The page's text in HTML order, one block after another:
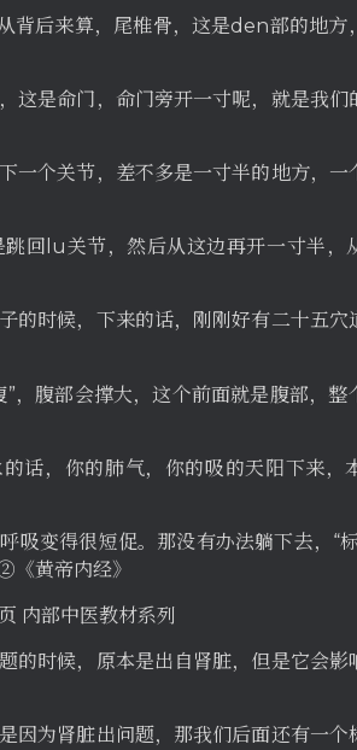
背后来算，尾椎骨，这是den部的地方
这是命门，命门旁开一寸呢，就是我们
一个关节，差不多是一寸半的地方，一
回lu关节，然后从这边再开一寸半，
的时候，下来的话，刚刚好有二十五穴
，腹部会撑大，这个前面就是腹部，整
的话，你的肺气，你的吸的天阳下来，
吸变得很短促。那没有办法躺下去，“
《黄帝内经》
内部中医教材系列
的时候，原本是出自肾脏，但是它会影
因为肾脏出问题，那我们后面还有一个